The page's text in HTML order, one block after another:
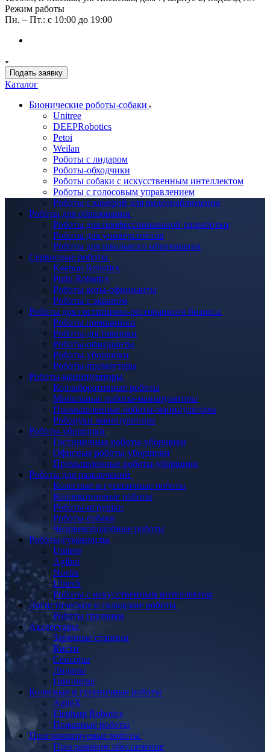
Режим работы
Пн. – Пт.: с 10:00 до 19:00
Подать заявку
Каталог
Бионические роботы-собаки
Unitree
DEEPRobotics
Petoi
Weilan
Роботы с лидаром
Роботы-обходчики
Роботы собаки с искусственным интеллектом
Роботы с голосовым управлением
Роботы с камерой для видеонаблюдения
Роботы для образования
Роботы для профессиональной разработки
Роботы для университетов
Роботы для школьного образования
Сервисные роботы
Keenon Robotics
Pudu Robotics
Роботы коты-официанты
Роботы с экраном
Роботы для гостинично-ресторанного бизнеса
Роботы помощники
Роботы-доставщики
Роботы-официанты
Роботы-уборщики
Роботы-промоутеры
Роботы-манипуляторы
Коллаборативные роботы
Мобильные роботы-манипуляторы
Промышленные роботы-манипуляторы
Роборуки манипуляторы
Роботы-уборщики
Гостиничные роботы-уборщики
Офисные роботы-уборщики
Промышленные роботы-уборщики
Роботы для развлечений
Колесные и гусеничные роботы
Коллекционные роботы
Роботы-игрушки
Роботы-собаки
Человекоподобные роботы
Роботы-гуманоиды
Unitree
Agibot
Noetix
Ubtech
Роботы с искусственным интеллектом
Логистические и складские роботы
Роботы грузчики
Аксессуары
Зарядные станции
Кисти
Сенсоры
Лидары
Грипперы
Колесные и гусеничные роботы
AgileX
Elephant Robotics
Пожарные роботы
Программируемые роботы
Программное обеспечение